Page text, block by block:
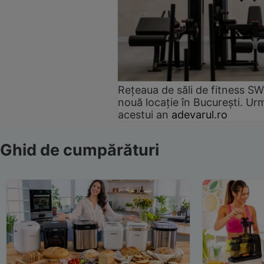
Rețeaua de săli de fitness
nouă locație în București.
acestui an adevarul.ro
Ghid de cumpărături